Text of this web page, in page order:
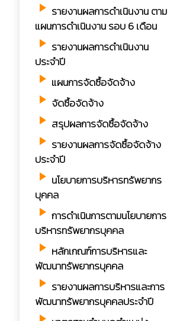
play_arrow รายงานผลการดำเนินงาน ตาม
แผนการดำเนินงาน รอบ 6 เดือน
play_arrow รายงานผลการดำเนินงาน
ประจำปี
play_arrow แผนการจัดซื้อจัดจ้าง
play_arrow จัดซื้อจัดจ้าง
play_arrow สรุปผลการจัดซื้อจัดจ้าง
play_arrow รายงานผลการจัดซื้อจัดจ้าง
ประจำปี
play_arrow นโยบายการบริหารทรัพยากร
บุคคล
play_arrow การดำเนินการตามนโยบายการ
บริหารทรัพยากรบุคคล
play_arrow หลักเกณฑ์การบริหารและ
พัฒนาทรัพยากรบุคคล
play_arrow รายงานผลการบริหารและการ
พัฒนาทรัพยากรบุคคลประจำปี